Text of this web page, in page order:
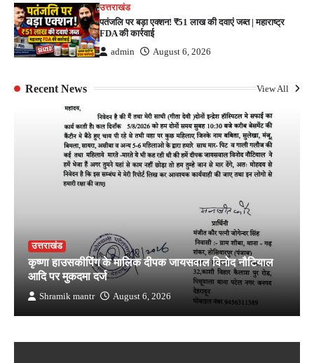
उत्तराखंड
पतंजलि पर बड़ा एक्शन! ₹51 लाख की दवाएं जब्त | महाराष्ट्र
FDA की कार्रवाई
admin August 6, 2026
Recent News View All
उत्तराखंड
कृष्णा हाउसकीपिंग के मालिक दीपक जायसवाल विनोद नौटियाल
आदि पर मुकदमा दर्ज
Shramik mantr August 6, 2026